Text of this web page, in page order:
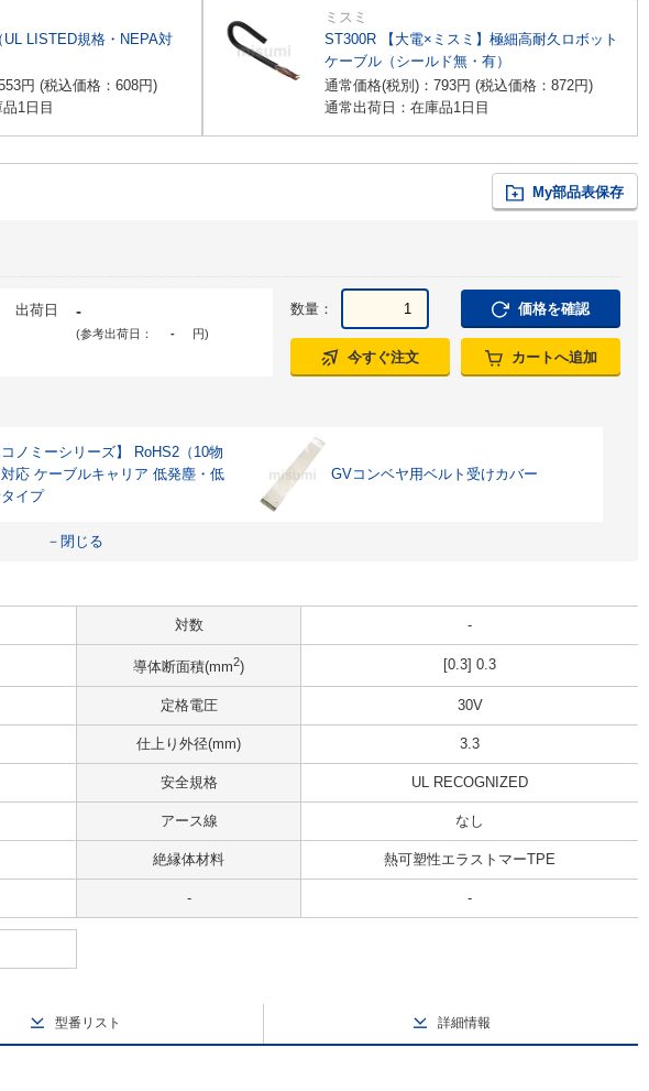
LISTED規格・NEPA対
円 (税込価格： 608円)
1日目
ミスミ
ST300R 【大電×ミスミ】極細高耐久ロボット
ケーブル（シールド無・有）
通常価格(税別)： 793円 (税込価格： 872円)
通常出荷日：在庫品1日目
My部品表保存
出荷日 -
(参考出荷日： - 円)
数量： 価格を確認
今すぐ注文 カートへ追加
コノミーシリーズ】 RoHS2（10物
応 ケーブルキャリア 低発塵・低
イプ
GVコンベヤ用ベルト受けカバー
－閉じる
対数 -
導体断面積(mm2) [0.3] 0.3
定格電圧 30V
仕上り外径(mm) 3.3
安全規格 UL RECOGNIZED
アース線 なし
絶縁体材料 熱可塑性エラストマーTPE
- -
型番リスト 詳細情報